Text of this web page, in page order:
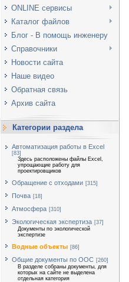
ONLINE сервисы
Каталог файлов
Блог - В помощь инженеру
Справочники
Новости сайта
Наше видео
Обратная связь
Архив сайта
Категории раздела
Автоматизация работы в Excel
[83]
Здесь расположены файлы Excel,
упрощающие работу для
проектировщиков
Обращение с отходами [315]
Почва [18]
Атмосфера [310]
Экологическая экспертиза [37]
Документы по экологической
экспертизе
Водные объекты [86]
Общие документы по ООС [260]
В разделе собраны документы, для
которых на сайте не выделена
отдельная категория